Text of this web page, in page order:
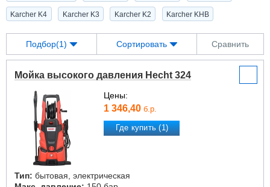
Karcher K4 Karcher K3 Karcher K2 Karcher KHB
Подбор(1) Сортировать Сравнить
Мойка высокого давления Hecht 324
Цены:
1 346,40 б.р.
Где купить (1)
Тип: бытовая, электрическая